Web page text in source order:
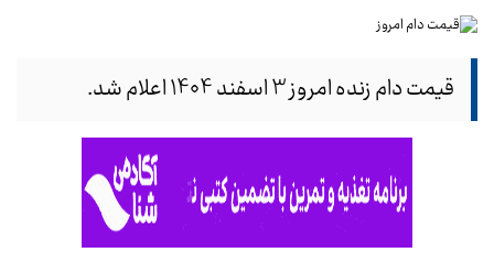
قیمت دام زنده امروز 3 اسفند 1404 اعلام شد.